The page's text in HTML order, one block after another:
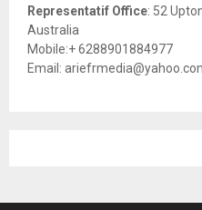
Representatif Office: 52
Australia
Mobile:+ 6288901884977
Email: